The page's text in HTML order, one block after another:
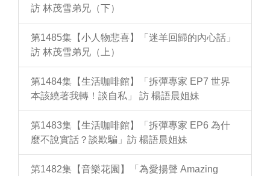
訪 林茂雪弟兄（下）
第1485集【小人物悲喜】「迷羊回歸的內心話」
訪 林茂雪弟兄（上）
第1484集【生活咖啡館】「拆彈專家 EP7 世界
本該繞著我轉！談自私」 訪 楊語晨姐妹
第1483集【生活咖啡館】「拆彈專家 EP6 為什
麼不說實話？談欺騙」訪 楊語晨姐妹
第1482集【音樂花園】「為愛揚聲 Amazing